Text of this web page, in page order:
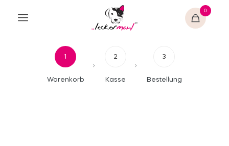
0
1
Warenkorb
2
Kasse
3
Bestellung